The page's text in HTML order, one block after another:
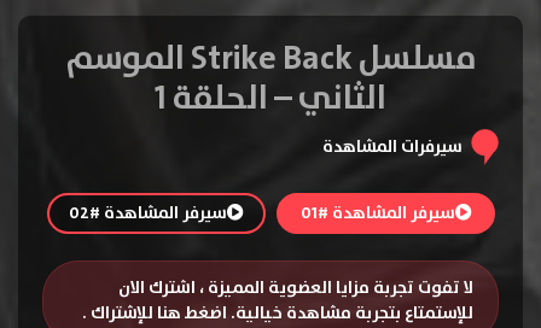
مسلسل Strike Back الموسم
الثاني – الحلقة 1
سيرفرات المشاهدة
سيرفر المشاهدة #01 سيرفر المشاهدة #02
لا تفوت تجربة مزايا العضوية المميزة ، اشترك الان
للإستمتاع بتجربة مشاهدة خيالية. اضغط هنا للإشتراك .